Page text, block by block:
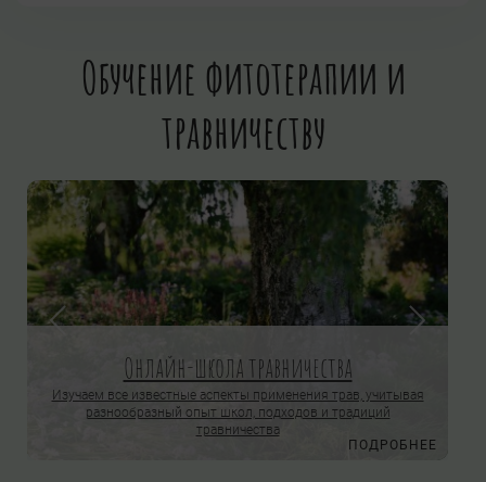
Обучение фитотерапии и
травничеству
Онлайн-школа травничества
Изучаем все известные аспекты применения трав, учитывая
разнообразный опыт школ, подходов и традиций
травничества
ПОДРОБНЕЕ